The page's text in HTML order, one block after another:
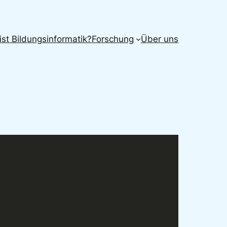
Bildungsinformatik?Forschung Über uns